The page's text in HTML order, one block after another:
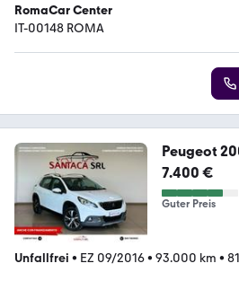
RomaCar Center
IT-00148 ROMA
Peugeot
7.400 €
Guter Preis
Unfallfrei • EZ 09/2016• 93.000 km •